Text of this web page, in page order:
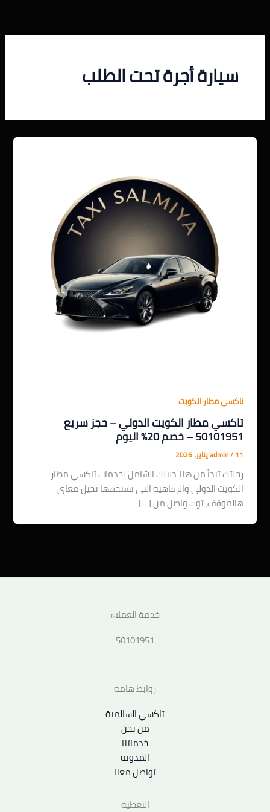
المحتوى
سيارة أجرة تحت الطلب
تاكسي مطار الكويت
تاكسي مطار الكويت الدولي – حجز سريع
50101951 – خصم 20% اليوم
admin/11 يناير، 2026
رحلتك تبدأ من هنا: دليلك الشامل لخدمات تاكسي مطار
الكويت الدولي والرفاهية التي تستحقها تخيل معاي
هالموقف، توك واصل من […]
خدمة العملاء
50101951
روابط هامة
تاكسي السالمية
من نحن
خدماتنا
المدونة
تواصل معنا
التغطية